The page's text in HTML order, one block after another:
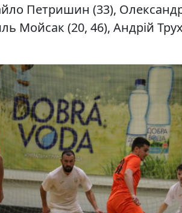
Петришин (33),
Мойсак (20, 46), Андрій